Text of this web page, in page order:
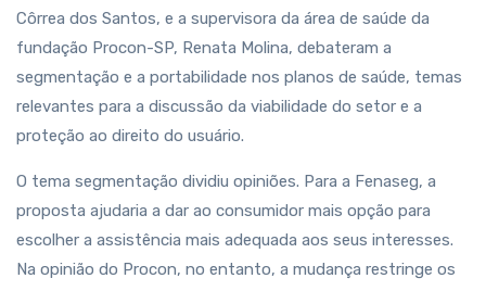
Côrrea dos Santos, e a supervisora da área de saúde da
fundação Procon-SP, Renata Molina, debateram a
segmentação e a portabilidade nos planos de saúde, temas
relevantes para a discussão da viabilidade do setor e a
proteção ao direito do usuário.
O tema segmentação dividiu opiniões. Para a Fenaseg, a
proposta ajudaria a dar ao consumidor mais opção para
escolher a assistência mais adequada aos seus interesses.
Na opinião do Procon, no entanto, a mudança restringe os